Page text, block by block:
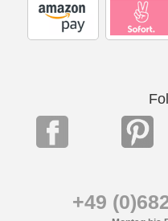
+49